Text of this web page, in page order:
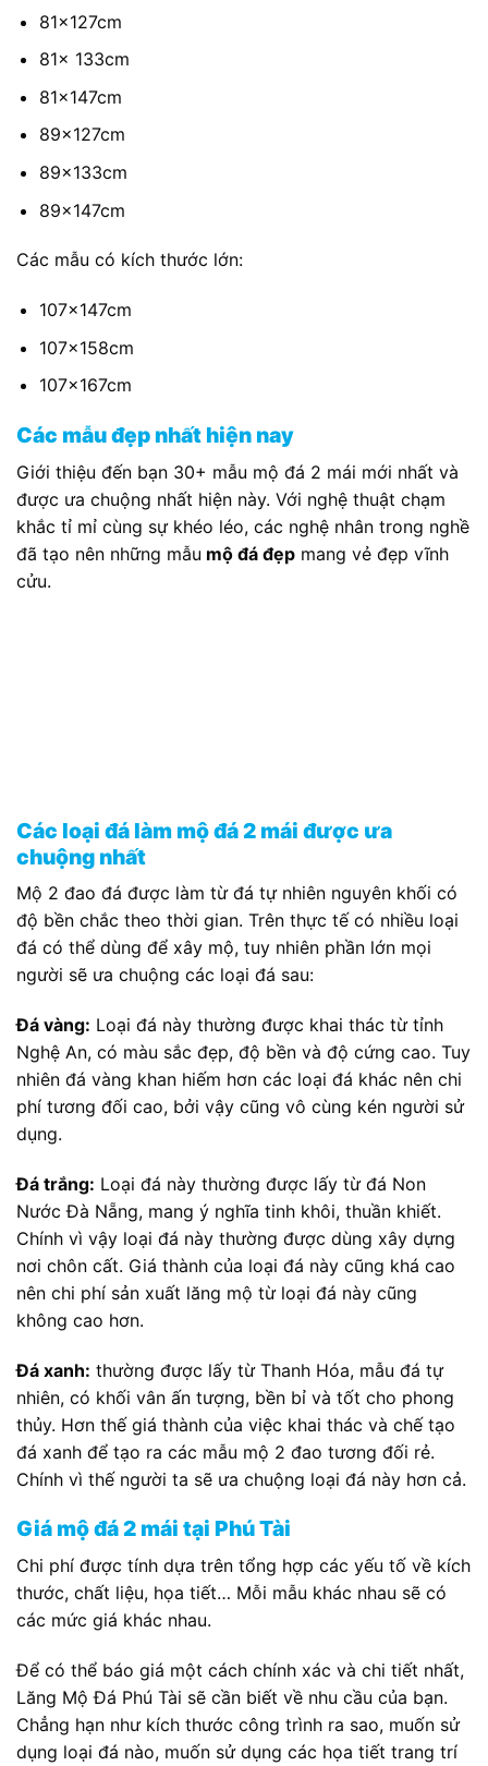
81x127cm
81x 133cm
81x147cm
89x127cm
89x133cm
89x147cm
Các mẫu có kích thước lớn:
107x147cm
107x158cm
107x167cm
Các mẫu đẹp nhất hiện nay
Giới thiệu đến bạn 30+ mẫu mộ đá 2 mái mới nhất và
được ưa chuộng nhất hiện này. Với nghệ thuật chạm
khắc tỉ mỉ cùng sự khéo léo, các nghệ nhân trong nghề
đã tạo nên những mẫu mộ đá đẹp mang vẻ đẹp vĩnh
cửu.
Các loại đá làm mộ đá 2 mái được ưa
chuộng nhất
Mộ 2 đao đá được làm từ đá tự nhiên nguyên khối có
độ bền chắc theo thời gian. Trên thực tế có nhiều loại
đá có thể dùng để xây mộ, tuy nhiên phần lớn mọi
người sẽ ưa chuộng các loại đá sau:
Đá vàng: Loại đá này thường được khai thác từ tỉnh
Nghệ An, có màu sắc đẹp, độ bền và độ cứng cao. Tuy
nhiên đá vàng khan hiếm hơn các loại đá khác nên chi
phí tương đối cao, bởi vậy cũng vô cùng kén người sử
dụng.
Đá trắng: Loại đá này thường được lấy từ đá Non
Nước Đà Nẵng, mang ý nghĩa tinh khôi, thuần khiết.
Chính vì vậy loại đá này thường được dùng xây dựng
nơi chôn cất. Giá thành của loại đá này cũng khá cao
nên chi phí sản xuất lăng mộ từ loại đá này cũng
không cao hơn.
Đá xanh: thường được lấy từ Thanh Hóa, mẫu đá tự
nhiên, có khối vân ấn tượng, bền bỉ và tốt cho phong
thủy. Hơn thế giá thành của việc khai thác và chế tạo
đá xanh để tạo ra các mẫu mộ 2 đao tương đối rẻ.
Chính vì thế người ta sẽ ưa chuộng loại đá này hơn cả.
Giá mộ đá 2 mái tại Phú Tài
Chi phí được tính dựa trên tổng hợp các yếu tố về kích
thước, chất liệu, họa tiết… Mỗi mẫu khác nhau sẽ có
các mức giá khác nhau.
Để có thể báo giá một cách chính xác và chi tiết nhất,
Lăng Mộ Đá Phú Tài sẽ cần biết về nhu cầu của bạn.
Chẳng hạn như kích thước công trình ra sao, muốn sử
dụng loại đá nào, muốn sử dụng các họa tiết trang trí